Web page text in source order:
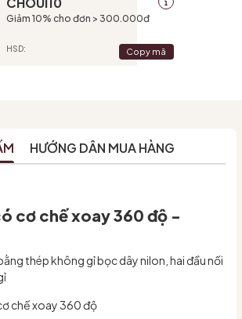
Giảm 10% cho đơn > 300.000đ
HSD: Copy mã
HƯỚNG DẪN MUA HÀNG
cơ chế xoay 360 độ -
thép không gỉ bọc dây nilon, hai đầu nối
chế xoay 360 độ